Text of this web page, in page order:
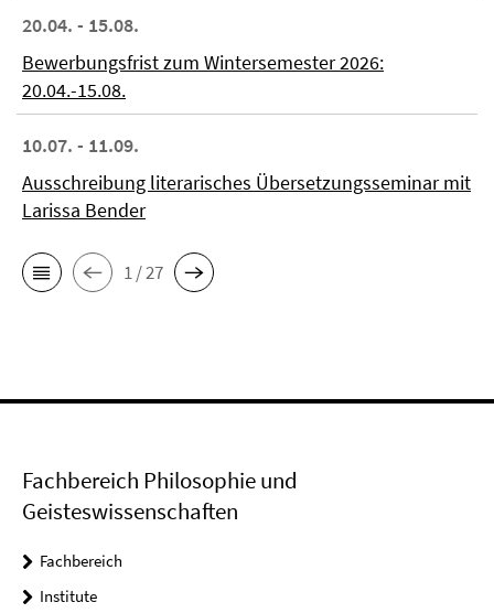
20.04. - 15.08.
Bewerbungsfrist zum Wintersemester 2026:
20.04.-15.08.
10.07. - 11.09.
Ausschreibung literarisches Übersetzungsseminar mit
Larissa Bender
1 / 27
Fachbereich Philosophie und
Geisteswissenschaften
Fachbereich
Institute